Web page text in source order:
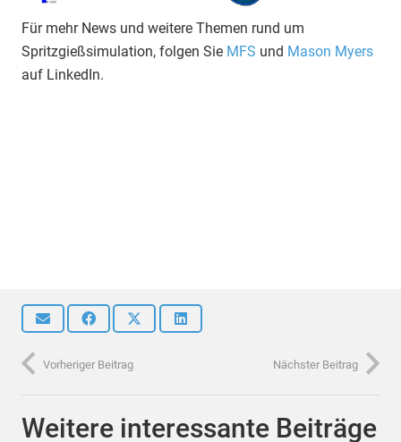
Für mehr News und weitere Themen rund um
Spritzgießsimulation, folgen Sie MFS und Mason Myers
auf LinkedIn.
Vorheriger Beitrag Nächster Beitrag
Weitere interessante Beiträge